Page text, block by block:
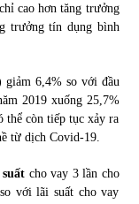
thị trường lập kỷ lục
10 cổ phiếu nổi bật
2021
cao hơn tăng trưởng
trưởng tín dụng bình
giảm 6,4% so với đầu
2019 xuống 25,7%
thể còn tiếp tục xảy ra
từ dịch Covid-19.
cho vay 3 lần cho
với lãi suất cho vay